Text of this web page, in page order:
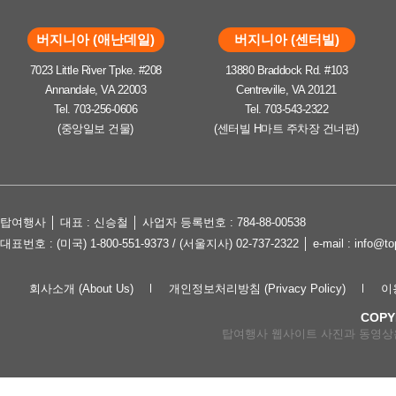
버지니아 (애난데일)
7023 Little River Tpke. #208
Annandale, VA 22003
Tel. 703-256-0606
(중앙일보 건물)
버지니아 (센터빌)
13880 Braddock Rd. #103
Centreville, VA 20121
Tel. 703-543-2322
(센터빌 H마트 주차장 건너편)
탑여행사 │ 대표 : 신승철 │ 사업자 등록번호 : 784-88-00538
대표번호 : (미국) 1-800-551-9373 / (서울지사) 02-737-2322 │ e-mail :
회사소개 (About Us) 개인정보처리방침 (Privacy Policy) 이
탑여행사 웹사이트 사진과 동영